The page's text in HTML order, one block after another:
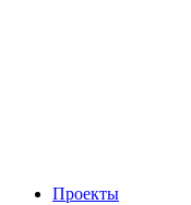
Проекты